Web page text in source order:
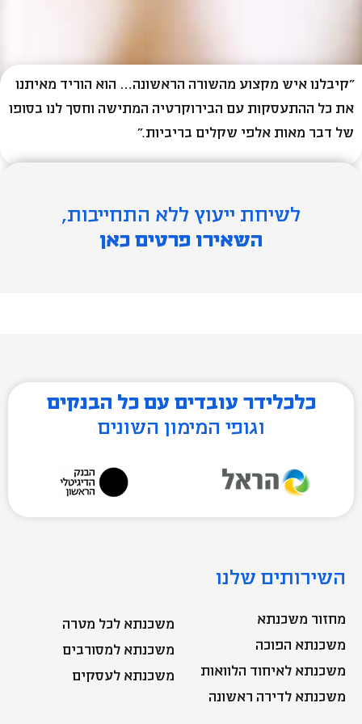
"קיבלנו איש מקצוע מהשורה הראשונה… הוא הוריד מאיתנו
את כל ההתעסקות עם הבירוקרטיה המתישה וחסך לנו בסופו
של דבר מאות אלפי שקלים בריביות."
לשיחת ייעוץ ללא התחייבות,
השאירו פרטים כאן
כלכלידר עובדים עם כל הבנקים
וגופי המימון השונים
השירותים שלנו
מחזור משכנתא
משכנתא הפוכה
משכנתא לאיחוד הלוואות
משכנתא לדירה ראשונה
משכנתא לכל מטרה
משכנתא למסורבים
משכנתא לעסקים